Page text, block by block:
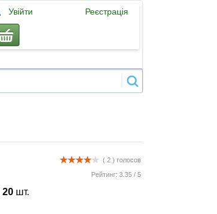
Увійти Реєстрація
( 2 ) голосов
Рейтинг: 3.35/ 5
20шт.